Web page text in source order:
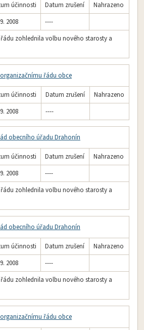
účinnosti Datum zrušení
Nahrazeno
2008
----
zohlednila volbu nového starosty a
řádu obce
účinnosti Datum zrušení
Nahrazeno
2008 ----
obecního úřadu Drahonín
účinnosti Datum zrušení
Nahrazeno
2008
----
zohlednila volbu nového starosty a
obecního úřadu Drahonín
účinnosti Datum zrušení
Nahrazeno
2008
----
zohlednila volbu nového starosty a
řádu obce